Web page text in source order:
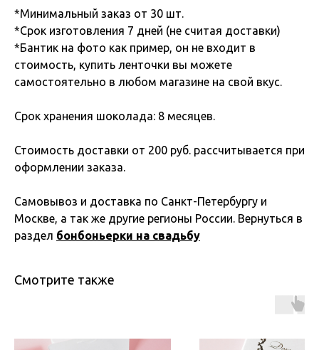
*Минимальный заказ от 30 шт.
*Срок изготовления 7 дней (не считая доставки)
*Бантик на фото как пример, он не входит в
стоимость, купить ленточки вы можете
самостоятельно в любом магазине на свой вкус.
Срок хранения шоколада: 8 месяцев.
Стоимость доставки от 200 руб. рассчитывается при
оформлении заказа.
Самовывоз и доставка по Санкт-Петербургу и
Москве, а так же другие регионы России. Вернуться в
раздел бонбоньерки на свадьбу
Смотрите также